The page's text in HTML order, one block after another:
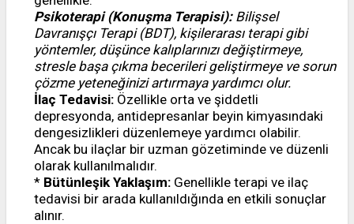
Psikoterapi (Konuşma Terapisi):Bilişsel
Davranışçı Terapi (BDT), kişilerarası terapi gibi
yöntemler, düşünce kalıplarınızı değiştirmeye,
stresle başa çıkma becerileri geliştirmeye ve sorun
çözme yeteneğinizi artırmaya yardımcı olur.
İlaç Tedavisi: Özellikle orta ve şiddetli
depresyonda, antidepresanlar beyin kimyasındaki
dengesizlikleri düzenlemeye yardımcı olabilir.
Ancak bu ilaçlar bir uzman gözetiminde ve düzenli
olarak kullanılmalıdır.
* Bütünleşik Yaklaşım: Genellikle terapi ve ilaç
tedavisi bir arada kullanıldığında en etkili sonuçlar
alınır.